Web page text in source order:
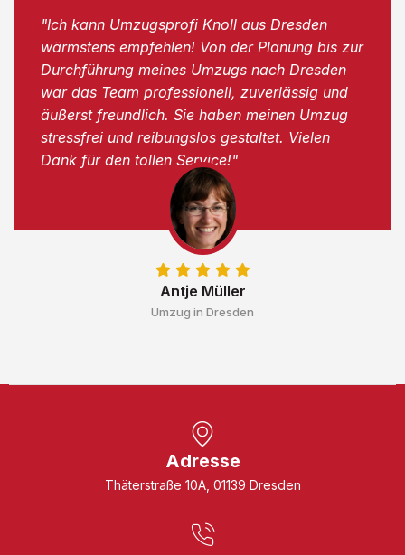
Antje Müller
Umzug in Dresden
"Ich kann Umzugsprofi Knoll aus Dresden
wärmstens empfehlen! Von der Planung bis zur
Durchführung meines Umzugs nach Dresden
war das Team professionell, zuverlässig und
äußerst freundlich. Sie haben meinen Umzug
stressfrei und reibungslos gestaltet. Vielen
Dank für den tollen Service!"
Adresse
Thäterstraße 10A, 01139 Dresden